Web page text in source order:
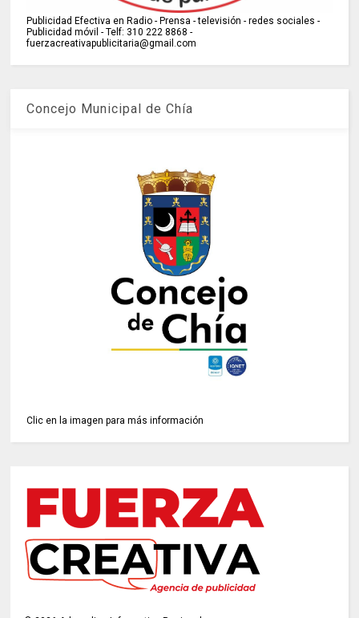
Publicidad Efectiva en Radio - Prensa - televisión - redes sociales -
Publicidad móvil - Telf: 310 222 8868 -
fuerzacreativapublicitaria@gmail.com
Concejo Municipal de Chía
Clic en la imagen para más información